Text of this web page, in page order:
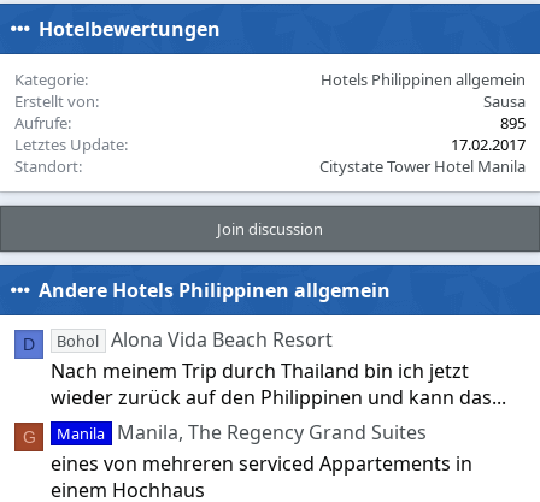
c
t
i
n
s
:
Hotelbewertungen
Kategorie
Hotels Philippinen allgemein
Erstellt von
Sausa
Aufrufe
895
Letztes Update
17.02.2017
Standort
Citystate Tower Hotel Manila
Join discussion
Andere Hotels Philippinen allgemein
D Bohol Alona Vida Beach Resort
Nach meinem Trip durch Thailand bin ich jetzt
wieder zurück auf den Philippinen und kann das...
G Manila
Manila, The Regency Grand Suites
eines von mehreren serviced Appartements in
einem Hochhaus